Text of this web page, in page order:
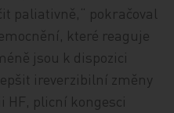
paliativně,“ pokračoval
které reaguje
jsou k dispozici
ireverzibilní změny
HF, plicní kongesci